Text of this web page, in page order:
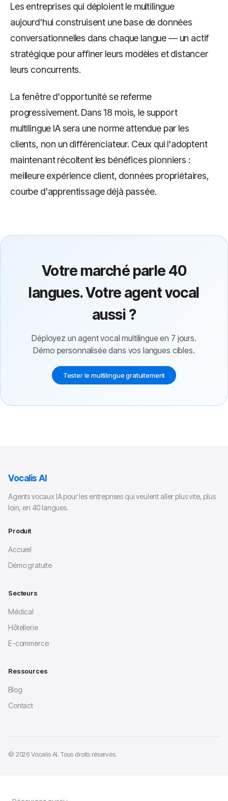
Les entreprises qui déploient le multilingue
aujourd'hui construisent une base de données
conversationnelles dans chaque langue — un actif
stratégique pour affiner leurs modèles et distancer
leurs concurrents.
La fenêtre d'opportunité se referme
progressivement. Dans 18 mois, le support
multilingue IA sera une norme attendue par les
clients, non un différenciateur. Ceux qui l'adoptent
maintenant récoltent les bénéfices pionniers :
meilleure expérience client, données propriétaires,
courbe d'apprentissage déjà passée.
Votre marché parle 40
langues. Votre agent vocal
aussi ?
Déployez un agent vocal multilingue en 7 jours.
Démo personnalisée dans vos langues cibles.
Tester le multilingue gratuitement
Vocalis AI
Agents vocaux IA pour les entreprises qui veulent aller plus vite, plus
loin, en 40 langues.
Produit
Accueil
Démo gratuite
Secteurs
Médical
Hôtellerie
E-commerce
Ressources
Blog
Contact
© 2026 Vocalis AI. Tous droits réservés.